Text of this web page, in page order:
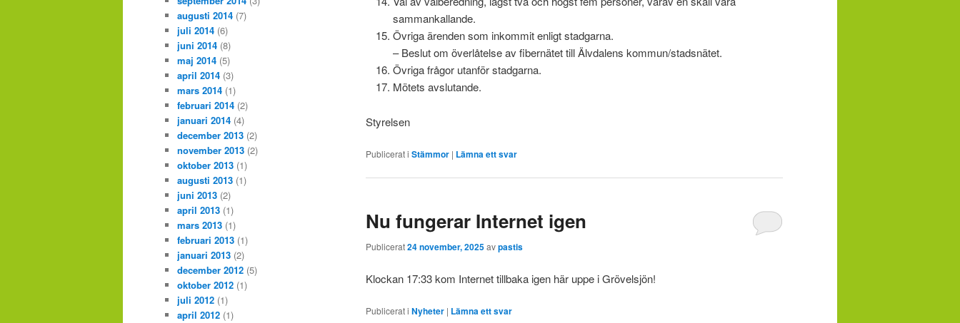
sammankallande.
Övriga ärenden som inkommit enligt stadgarna.
– Beslut om överlåtelse av fibernätet till Älvdalens kommun/stadsnätet.
Övriga frågor utanför stadgarna.
Mötets avslutande.
Styrelsen
Publicerat i Stämmor | Lämna ett svar
Nu fungerar Internet igen
Publicerat24 november, 2025avpastis
Klockan 17:33 kom Internet tillbaka igen här uppe i Grövelsjön!
Publicerat i Nyheter | Lämna ett svar
augusti 2014 (7)
juli 2014 (6)
juni 2014 (8)
maj 2014 (5)
april 2014 (3)
mars 2014 (1)
februari 2014 (2)
januari 2014 (4)
december 2013 (2)
november 2013 (2)
oktober 2013 (1)
augusti 2013 (1)
juni 2013 (2)
april 2013 (1)
mars 2013 (1)
februari 2013 (1)
januari 2013 (2)
december 2012 (5)
oktober 2012 (1)
juli 2012 (1)
april 2012 (1)